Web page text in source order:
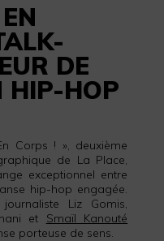
DE
HIP-HOP
Corps ! », deuxième
de La Place,
exceptionnel entre
hip-hop engagée.
Liz Gomis,
et Smaïl Kanouté
porteuse de sens.